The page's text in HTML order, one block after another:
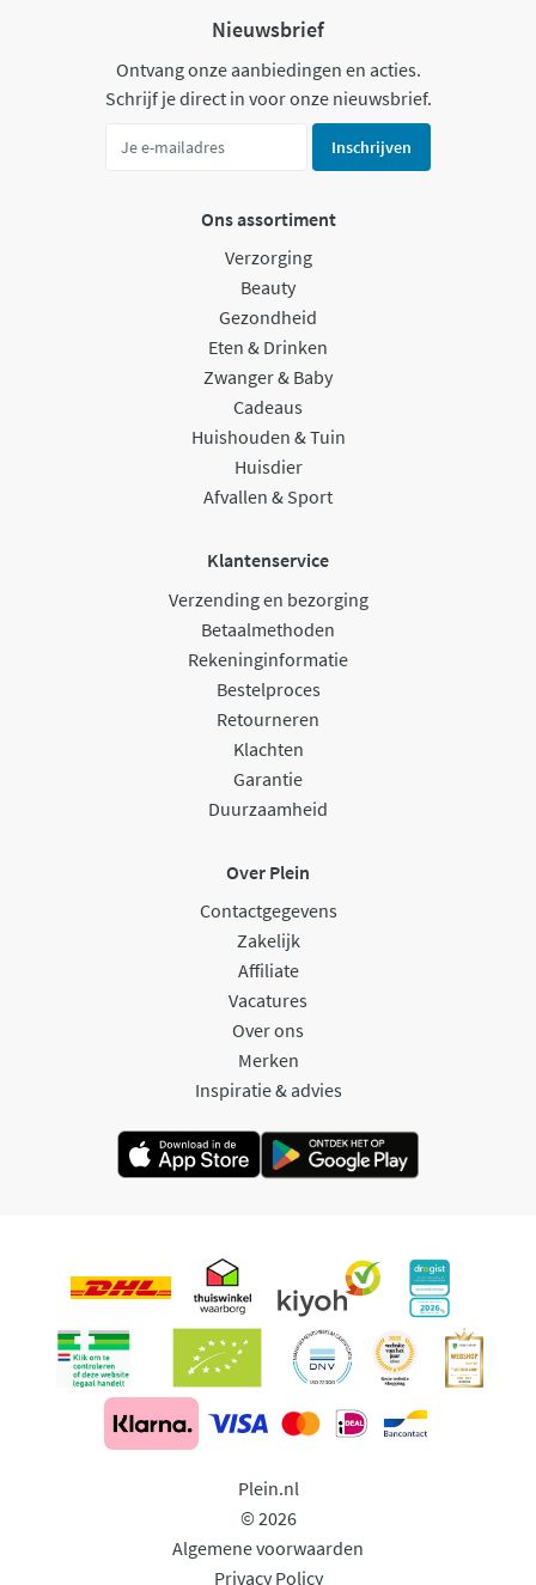
Nieuwsbrief
Ontvang onze aanbiedingen en acties.
Schrijf je direct in voor onze nieuwsbrief.
Inschrijven
Ons assortiment
Verzorging
Beauty
Gezondheid
Eten & Drinken
Zwanger & Baby
Cadeaus
Huishouden & Tuin
Huisdier
Afvallen & Sport
Klantenservice
Verzending en bezorging
Betaalmethoden
Rekeninginformatie
Bestelproces
Retourneren
Klachten
Garantie
Duurzaamheid
Over Plein
Contactgegevens
Zakelijk
Affiliate
Vacatures
Over ons
Merken
Inspiratie & advies
Plein.nl
© 2026
Algemene voorwaarden
Privacy Policy